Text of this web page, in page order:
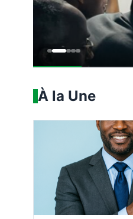
17 mars 2026
À la Une